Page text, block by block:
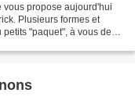
vous propose aujourd'hui
Plusieurs formes et
"paquet", à vous de